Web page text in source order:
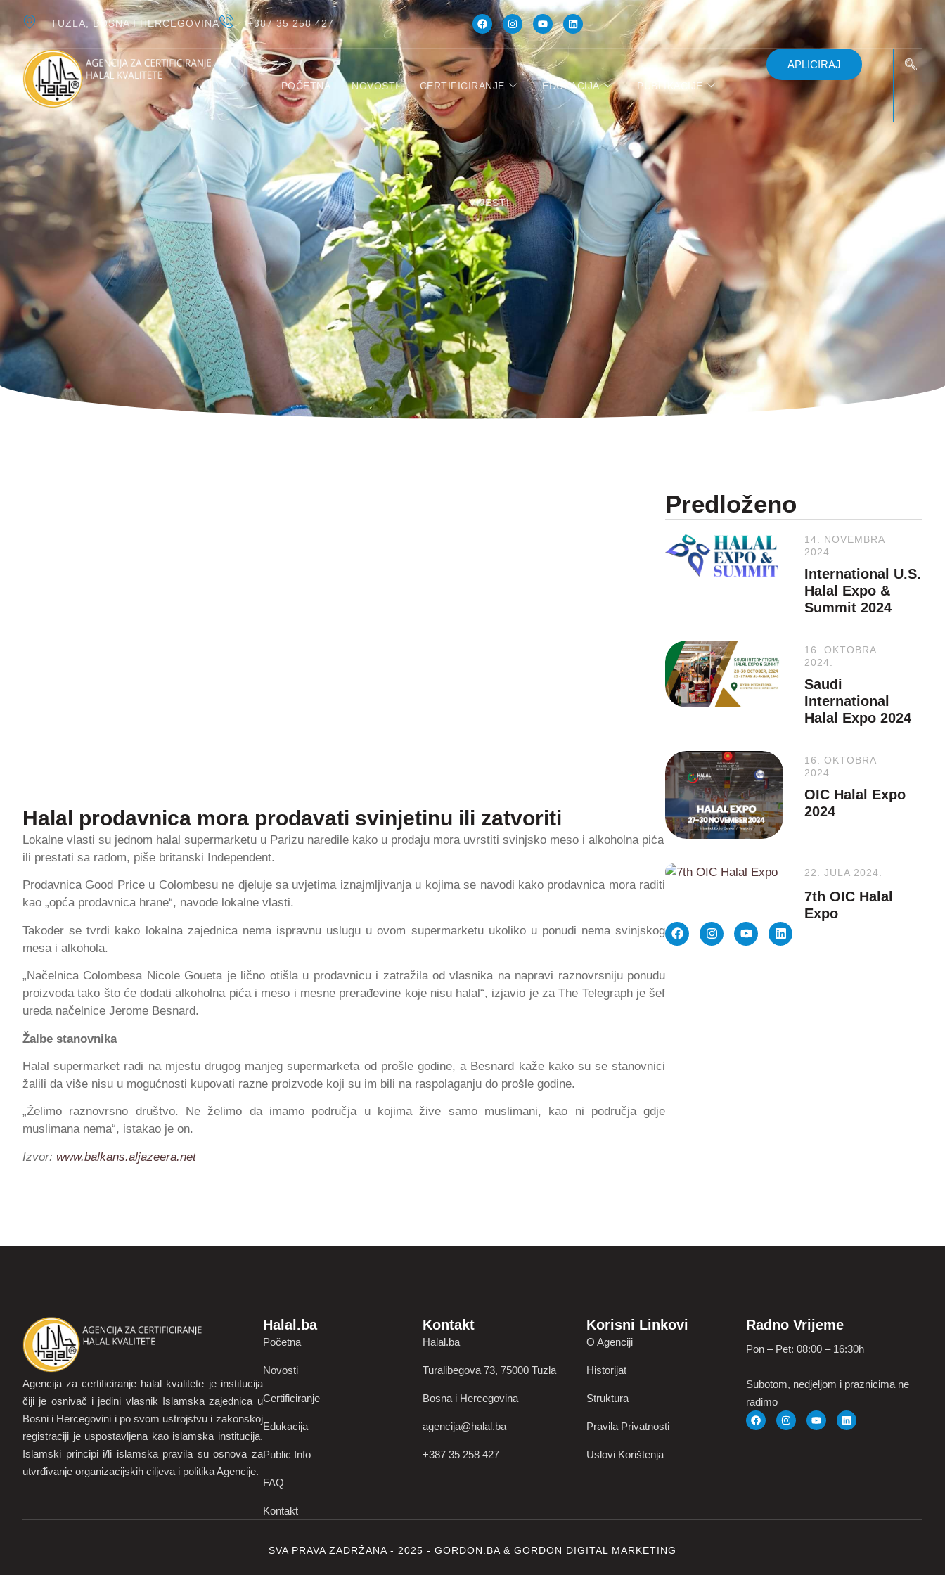
TUZLA, BOSNA I HERCEGOVINA +387 35 258 427
POČETNA NOVOSTI CERTIFICIRANJE EDUKACIJA PUBLIKACIJE
APLICIRAJ
VIJESTI
Halal prodavnica mora prodavati svinjetinu ili zatvoriti
Lokalne vlasti su jednom halal supermarketu u Parizu naredile kako u prodaju mora uvrstiti svinjsko meso i alkoholna pića
ili prestati sa radom, piše britanski Independent.
Prodavnica Good Price u Colombesu ne djeluje sa uvjetima iznajmljivanja u kojima se navodi kako prodavnica mora raditi
kao „opća prodavnica hrane“, navode lokalne vlasti.
Također se tvrdi kako lokalna zajednica nema ispravnu uslugu u ovom supermarketu ukoliko u ponudi nema svinjskog
mesa i alkohola.
„Načelnica Colombesa Nicole Goueta je lično otišla u prodavnicu i zatražila od vlasnika na napravi raznovrsniju ponudu
proizvoda tako što će dodati alkoholna pića i meso i mesne prerađevine koje nisu halal“, izjavio je za The Telegraph je šef
ureda načelnice Jerome Besnard.
Žalbe stanovnika
Halal supermarket radi na mjestu drugog manjeg supermarketa od prošle godine, a Besnard kaže kako su se stanovnici
žalili da više nisu u mogućnosti kupovati razne proizvode koji su im bili na raspolaganju do prošle godine.
„Želimo raznovrsno društvo. Ne želimo da imamo područja u kojima žive samo muslimani, kao ni područja gdje
muslimana nema“, istakao je on.
Izvor: www.balkans.aljazeera.net
Predloženo
14. NOVEMBRA
2024.
International U.S.
Halal Expo &
Summit 2024
16. OKTOBRA
2024.
Saudi
International
Halal Expo 2024
16. OKTOBRA
2024.
OIC Halal Expo
2024
22. JULA 2024.
7th OIC Halal
Expo
Agencija za certificiranje halal kvalitete je institucija
čiji je osnivač i jedini vlasnik Islamska zajednica u
Bosni i Hercegovini i po svom ustrojstvu i zakonskoj
registraciji je uspostavljena kao islamska institucija.
Islamski principi i/li islamska pravila su osnova za
utvrđivanje organizacijskih ciljeva i politika Agencije.
Halal.ba
Početna
Novosti
Certificiranje
Edukacija
Public Info
FAQ
Kontakt
Kontakt
Halal.ba
Turalibegova 73, 75000 Tuzla
Bosna i Hercegovina
agencija@halal.ba
+387 35 258 427
Korisni Linkovi
O Agenciji
Historijat
Struktura
Pravila Privatnosti
Uslovi Korištenja
Radno Vrijeme
Pon – Pet: 08:00 – 16:30h
Subotom, nedjeljom i praznicima ne
radimo
SVA PRAVA ZADRŽANA - 2025 - GORDON.BA & GORDON DIGITAL MARKETING